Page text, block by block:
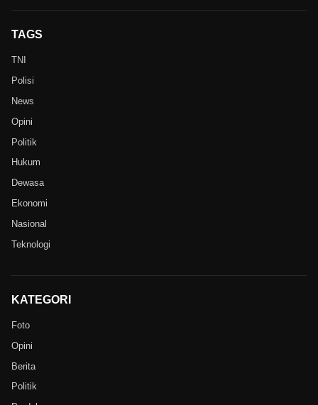
TAGS
TNI
Polisi
News
Opini
Politik
Hukum
Dewasa
Ekonomi
Nasional
Teknologi
KATEGORI
Foto
Opini
Berita
Politik